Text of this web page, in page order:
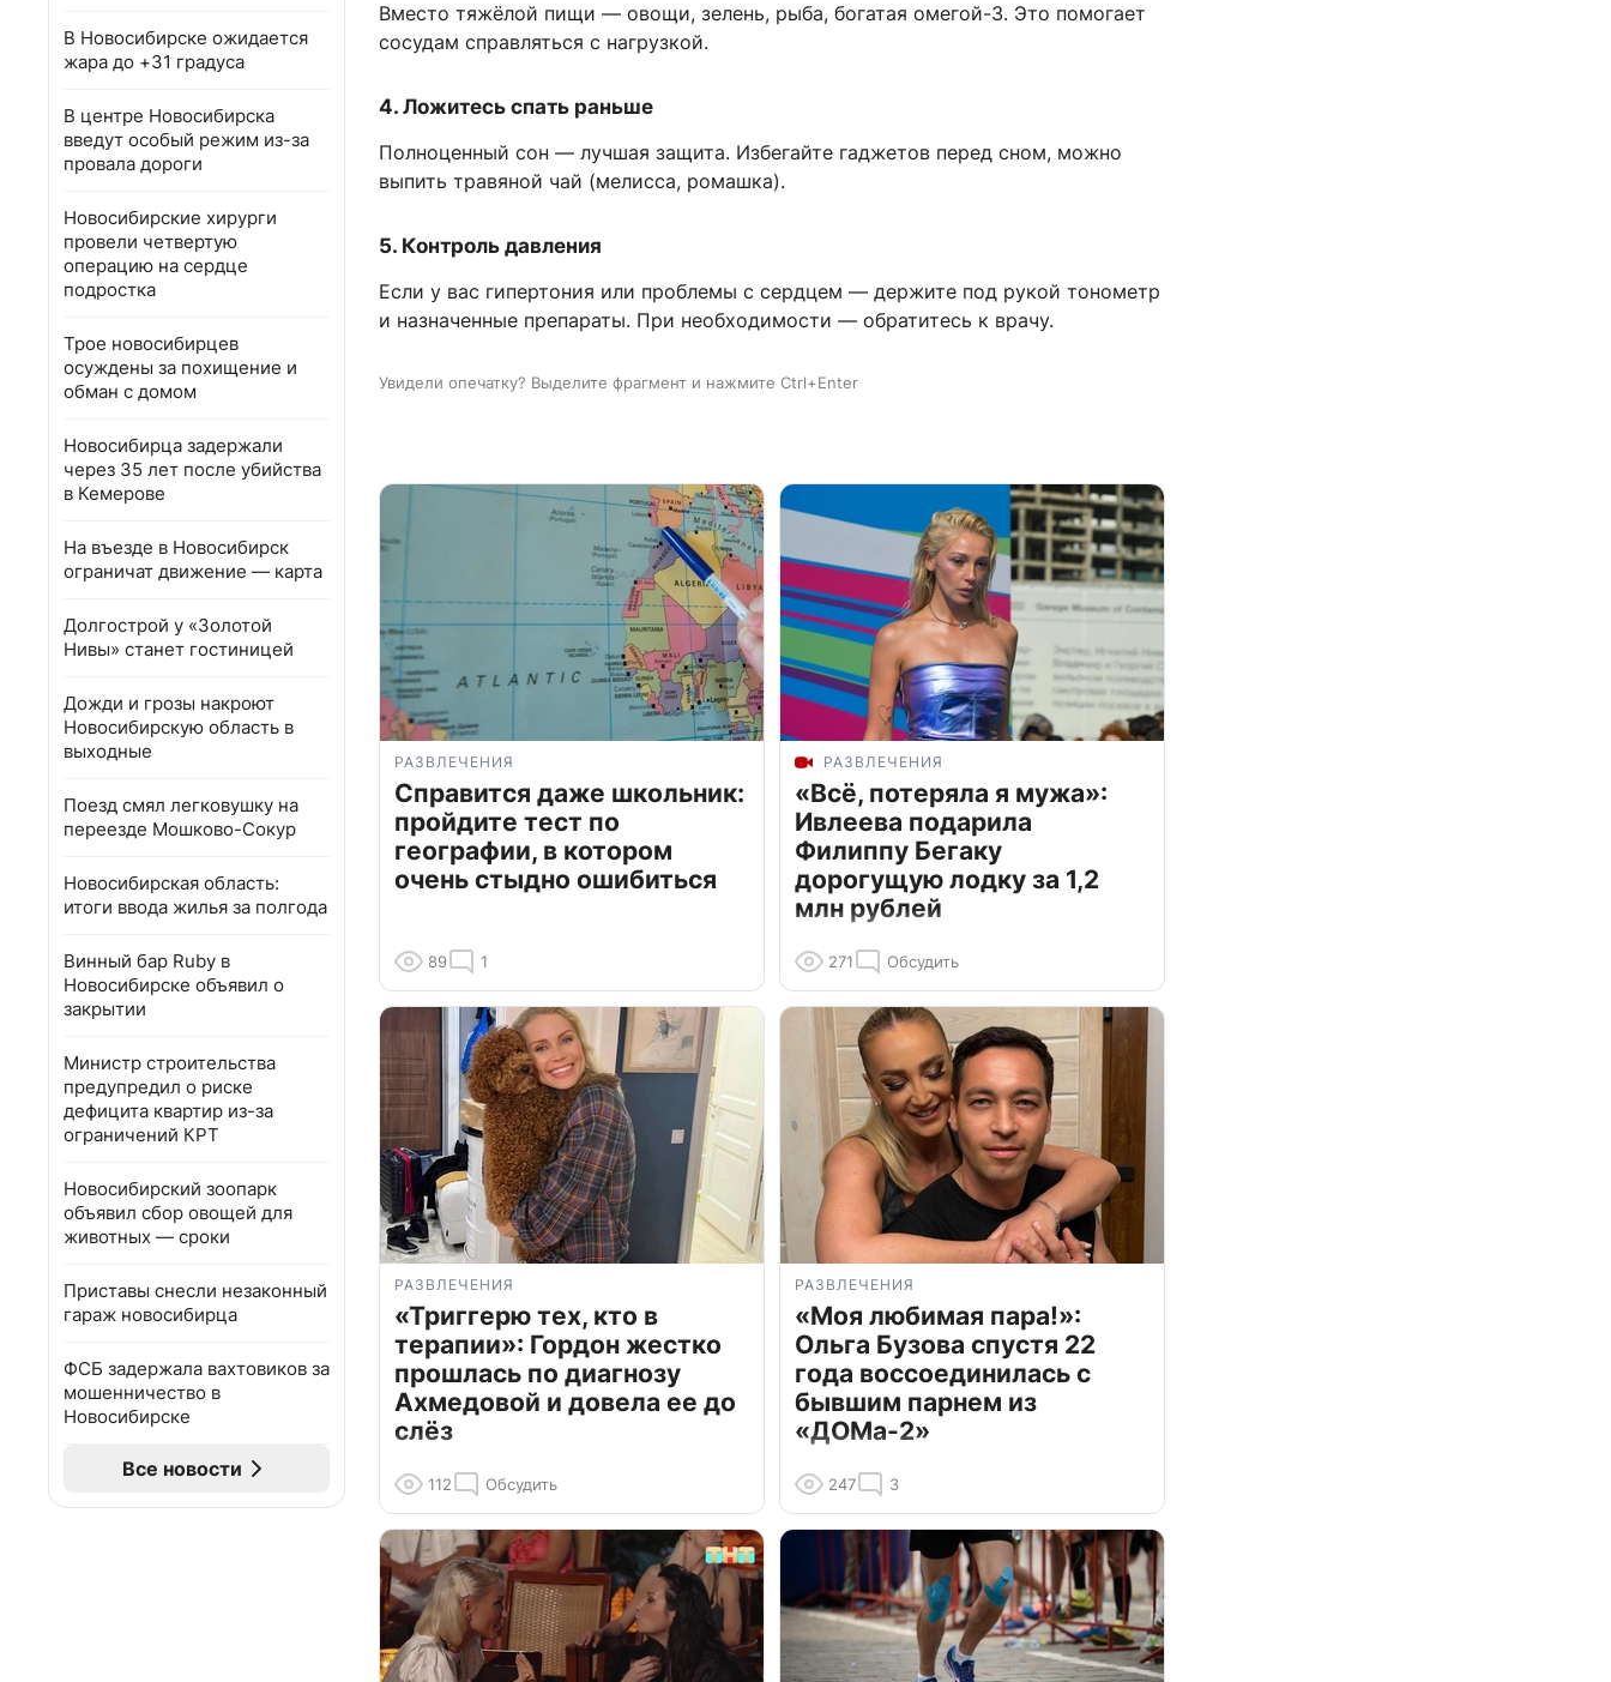
В Новосибирске ожидается
жара до +31 градуса
В центре Новосибирска
введут особый режим из-за
провала дороги
Новосибирские хирурги
провели четвертую
операцию на сердце
подростка
Трое новосибирцев
осуждены за похищение и
обман с домом
Новосибирца задержали
через 35 лет после убийства
в Кемерове
На въезде в Новосибирск
ограничат движение — карта
Долгострой у «Золотой
Нивы» станет гостиницей
Дожди и грозы накроют
Новосибирскую область в
выходные
Поезд смял легковушку на
переезде Мошково-Сокур
Новосибирская область:
итоги ввода жилья за полгода
Винный бар Ruby в
Новосибирске объявил о
закрытии
Министр строительства
предупредил о риске
дефицита квартир из-за
ограничений КРТ
Новосибирский зоопарк
объявил сбор овощей для
животных — сроки
Приставы снесли незаконный
гараж новосибирца
ФСБ задержала вахтовиков за
мошенничество в
Новосибирске
Все новости
Вместо тяжёлой пищи — овощи, зелень, рыба, богатая омегой-3. Это помогает
сосудам справляться с нагрузкой.
4. Ложитесь спать раньше
Полноценный сон — лучшая защита. Избегайте гаджетов перед сном, можно
выпить травяной чай (мелисса, ромашка).
5. Контроль давления
Если у вас гипертония или проблемы с сердцем — держите под рукой тонометр
и назначенные препараты. При необходимости — обратитесь к врачу.
Увидели опечатку? Выделите фрагмент и нажмите Ctrl+Enter
РАЗВЛЕЧЕНИЯ
Справится даже школьник:
пройдите тест по
географии, в котором
очень стыдно ошибиться
89 1
РАЗВЛЕЧЕНИЯ
«Всё, потеряла я мужа»:
Ивлеева подарила
Филиппу Бегаку
дорогущую лодку за 1,2
млн рублей
271 Обсудить
РАЗВЛЕЧЕНИЯ
«Триггерю тех, кто в
терапии»: Гордон жестко
прошлась по диагнозу
Ахмедовой и довела ее до
слёз
112 Обсудить
РАЗВЛЕЧЕНИЯ
«Моя любимая пара!»:
Ольга Бузова спустя 22
года воссоединилась с
бывшим парнем из
«ДОМа-2»
247 3